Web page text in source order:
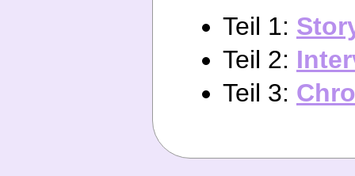
Teil 1:
Teil 2:
Teil 3: